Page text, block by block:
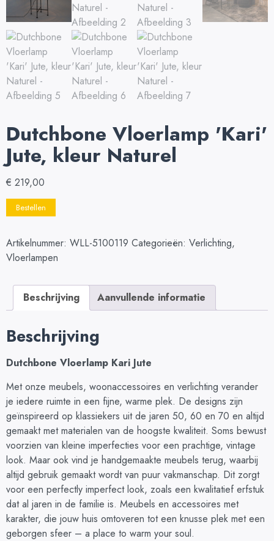
Dutchbone Vloerlamp 'Kari'
Jute, kleur Naturel
€ 219,00
Bestellen
Artikelnummer: WLL-5100119 Categorieën: Verlichting,
Vloerlampen
Beschrijving Aanvullende informatie
Beschrijving
Dutchbone Vloerlamp Kari Jute
Met onze meubels, woonaccessoires en verlichting verander
je iedere ruimte in een fijne, warme plek. De designs zijn
geïnspireerd op klassiekers uit de jaren 50, 60 en 70 en altijd
gemaakt met materialen van de hoogste kwaliteit. Soms bewust
voorzien van kleine imperfecties voor een prachtige, vintage
look. Maar ook vind je handgemaakte meubels terug, waarbij
altijd gebruik gemaakt wordt van puur vakmanschap. Dit zorgt
voor een perfectly imperfect look, zoals een kwalitatief erfstuk
dat al jaren in de familie is. Meubels en accessoires met
karakter, die jouw huis omtoveren tot een knusse plek met een
geborgen sfeer – a place to warm your soul.